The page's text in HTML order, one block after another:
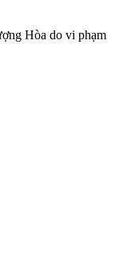
Hòa do vi phạm